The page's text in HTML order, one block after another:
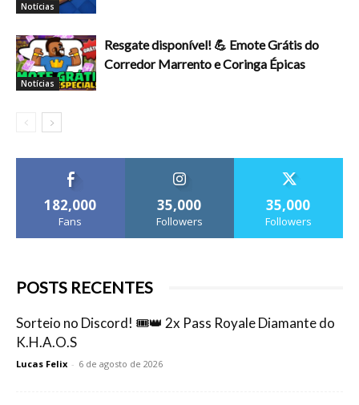
Notícias
Notícias
Resgate disponível! 💪 Emote Grátis do
Corredor Marrento e Coringa Épicas
182,000
Fans
35,000
Followers
35,000
Followers
POSTS RECENTES
Sorteio no Discord! 🎟️👑 2x Pass Royale Diamante do
K.H.A.O.S
Lucas Felix - 6 de agosto de 2026